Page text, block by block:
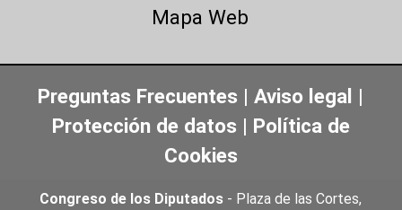
Mapa Web
Preguntas Frecuentes | Aviso legal |
Protección de datos | Política de
Cookies
Congreso de los Diputados - Plaza de las Cortes,